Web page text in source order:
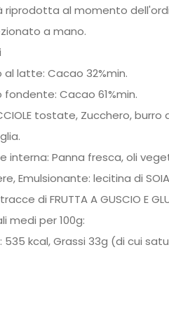
riprodotta al momento
a mano.
latte: Cacao 32%min.
Cacao 61%min.
tostate, Zucchero, burro
interna: Panna fresca, oli
Emulsionante: lecitina di
di FRUTTA A GUSCIO E
medi per 100g:
535 kcal,Grassi 33g (di cui